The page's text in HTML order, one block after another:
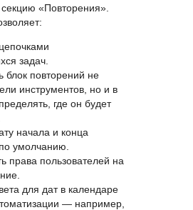
«Повторения».
задач.
блок повторений не
инструментов, но и в
где он будет
начала и конца
умолчанию.
права пользователей на
для дат в календаре
— например,